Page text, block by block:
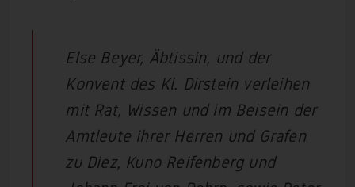
Else Beyer, Äbtissin, und der
Konvent des Kl. Dirstein verleihen
mit Rat, Wissen und im Beisein der
Amtleute ihrer Herren und Grafen
zu Diez, Kuno Reifenberg und